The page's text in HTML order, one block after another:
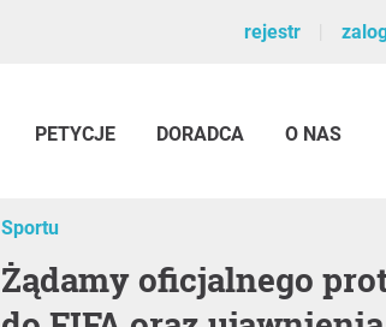
rejestr
PETYCJE DORADCA O NAS
Sportu
Żądamy oficjalnego protestu PZPN